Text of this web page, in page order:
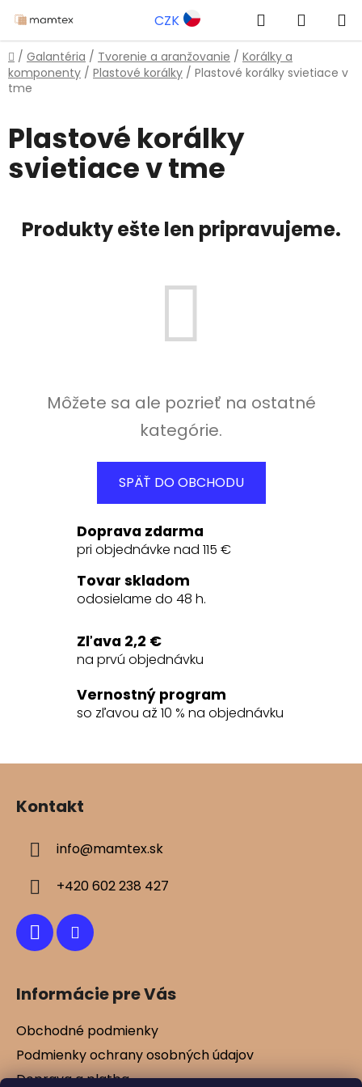
na
obsah
CZK Hľadať
KOŠÍK
Domov
/ Galantéria / Tvorenie a aranžovanie / Korálky a
komponenty / Plastové korálky / Plastové korálky svietiace v
tme
Plastové korálky
svietiace v tme
Produkty ešte len pripravujeme.
Môžete sa ale pozrieť na ostatné
kategórie.
SPÄŤ DO OBCHODU
Doprava zdarma
pri objednávke nad 115 €
Tovar skladom
odosielame do 48 h.
Zľava 2,2 €
na prvú objednávku
Vernostný program
so zľavou až 10 % na objednávku
Kontakt
info@mamtex.sk
+420 602 238 427
Informácie pre Vás
Obchodné podmienky
Podmienky ochrany osobných údajov
Doprava a platba